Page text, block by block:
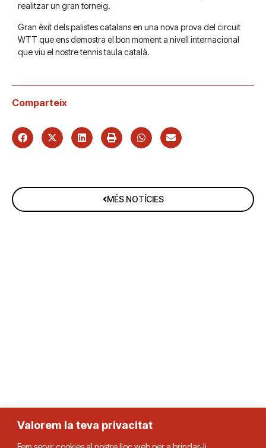
Valorem la teva privacitat
realitzar un gran torneig.
Gran èxit dels palistes catalans en una nova prova del circuit
WTT que ens demostra el bon moment a nivell internacional
que viu el nostre tennis taula català.
Comparteix
MÉS NOTÍCIES